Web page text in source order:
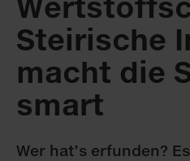
Steirische
macht die
smart
Wer hat’s erfunden?